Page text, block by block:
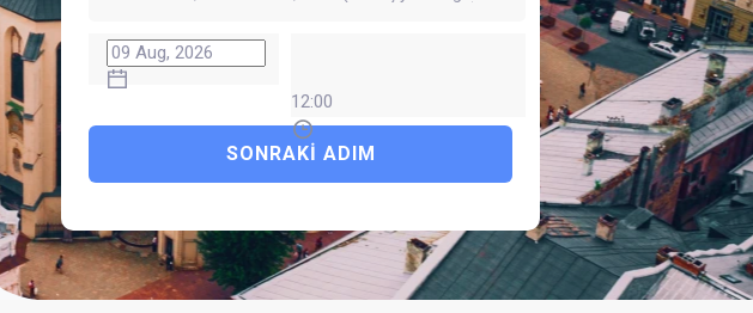
12:00
SONRAKI ADIM